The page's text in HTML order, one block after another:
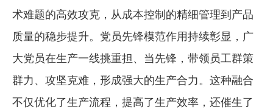
术难题的高效攻克，从成本控制的精细管理到产品
质量的稳步提升。党员先锋模范作用持续彰显，广
大党员在生产一线挑重担、当先锋，带领员工群策
群力、攻坚克难，形成强大的生产合力。这种融合
不仅优化了生产流程，提高了生产效率，还催生了